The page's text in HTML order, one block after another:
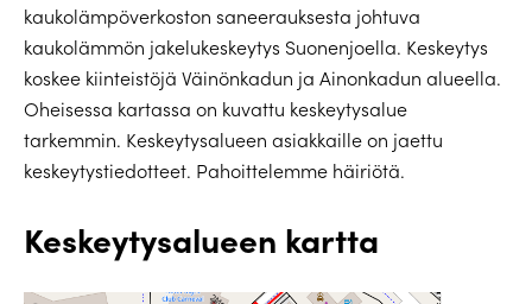
kaukolämpöverkoston saneerauksesta johtuva
kaukolämmön jakelukeskeytys Suonenjoella. Keskeytys
koskee kiinteistöjä Väinönkadun ja Ainonkadun alueella.
Oheisessa kartassa on kuvattu keskeytysalue
tarkemmin. Keskeytysalueen asiakkaille on jaettu
keskeytystiedotteet. Pahoittelemme häiriötä.
Keskeytysalueen kartta